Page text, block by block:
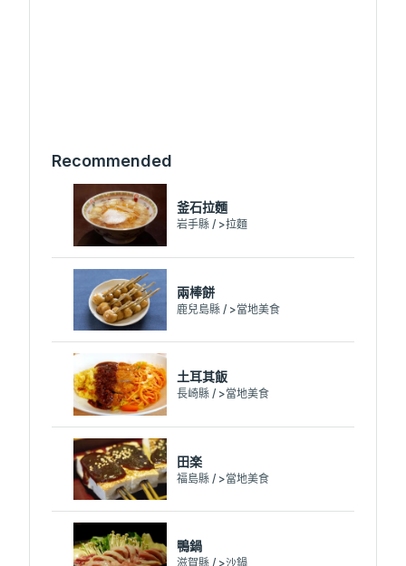
Recommended
釜石拉麵
岩手縣 / >拉麵
兩棒餅
鹿兒島縣 / >當地美食
土耳其飯
長崎縣 / >當地美食
田楽
福島縣 / >當地美食
鴨鍋
滋賀縣 / >沙鍋